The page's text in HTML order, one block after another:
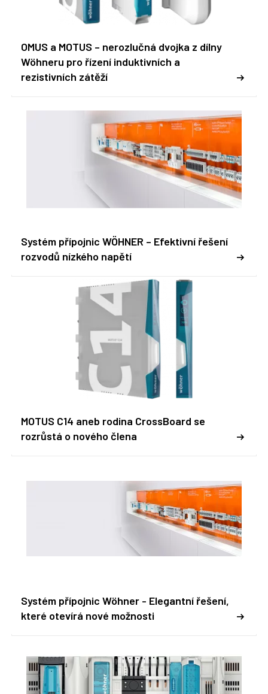
OMUS a MOTUS – nerozlučná dvojka z dílny
Wöhneru pro řízení induktivních a
rezistivních zátěží
Systém přípojnic WÖHNER – Efektivní řešení
rozvodů nízkého napětí
MOTUS C14 aneb rodina CrossBoard se
rozrůstá o nového člena
Systém přípojnic Wöhner - Elegantní řešení,
které otevírá nové možnosti